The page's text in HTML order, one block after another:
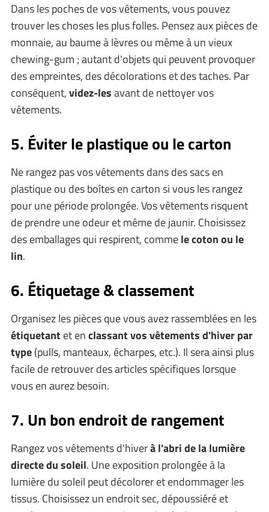
Dans les poches de vos vêtements, vous pouvez
trouver les choses les plus folles. Pensez aux pièces de
monnaie, au baume à lèvres ou même à un vieux
chewing-gum ; autant d'objets qui peuvent provoquer
des empreintes, des décolorations et des taches. Par
conséquent,videz-lesavant de nettoyer vos
vêtements.
5. Éviter le plastique ou le carton
Ne rangez pas vos vêtements dans des sacs en
plastique ou des boîtes en carton si vous les rangez
pour une période prolongée. Vos vêtements risquent
de prendre une odeur et même de jaunir. Choisissez
des emballages qui respirent, commele coton ou le
lin.
6. Étiquetage & classement
Organisez les pièces que vous avez rassemblées en les
étiquetant et enclassant vos vêtements d'hiver par
type(pulls, manteaux, écharpes, etc.). Il sera ainsi plus
facile de retrouver des articles spécifiques lorsque
vous en aurez besoin.
7. Un bon endroit de rangement
Rangez vos vêtements d'hiverà l'abri de la lumière
directe du soleil. Une exposition prolongée à la
lumière du soleil peut décolorer et endommager les
tissus. Choisissez un endroit sec, dépoussiéré et